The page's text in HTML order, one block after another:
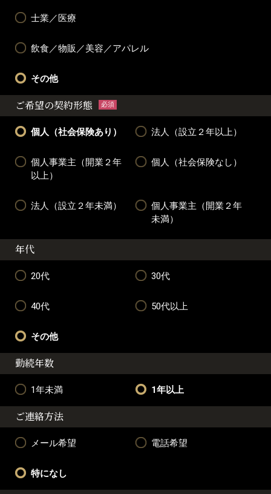
士業／医療
飲食／物販／美容／アパレル
その他
ご希望の契約形態 必須
個人（社会保険あり） 法人（設立２年以上）
個人事業主（開業２年
以上）
個人（社会保険なし）
法人（設立２年未満）
個人事業主（開業２年
未満）
年代
20代 30代
40代 50代以上
その他
勤続年数
1年未満 1年以上
ご連絡方法
メール希望 電話希望
特になし